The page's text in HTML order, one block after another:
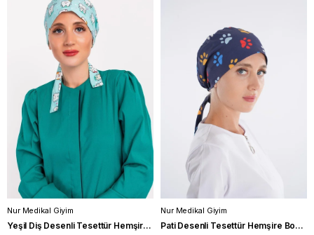
Nur Medikal Giyim
Yeşil Diş Desenli Tesettür Hemşire Bonesi Hekim Doktor Cerrahi Bone
Nur Medikal Giyim
Pati Desenli Tesettür Hemşire Bonesi Hekim Doktor Cerrahi Bone